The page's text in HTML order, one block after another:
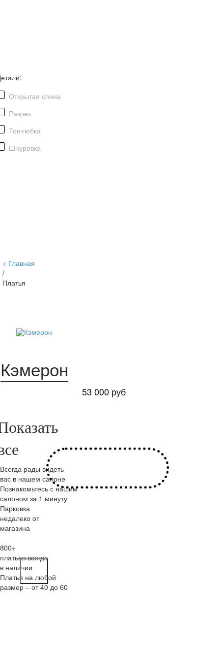
Открытая спина
Разрез
Топ+юбка
Шнуровка
Главная
/
Платья
Кэмерон
53 000 руб
Всегда рады видеть
вас в нашем салоне
Познакомьтесь с нашим
салоном за 1 минуту
Парковка
недалеко от
магазина
800+
платьев всегда
в наличии
Платья на любой
размер – от 40 до 60